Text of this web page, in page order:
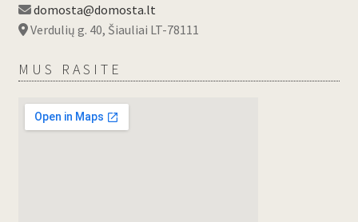
domosta@domosta.lt
Verdulių g. 40, Šiauliai LT-78111
MUS RASITE